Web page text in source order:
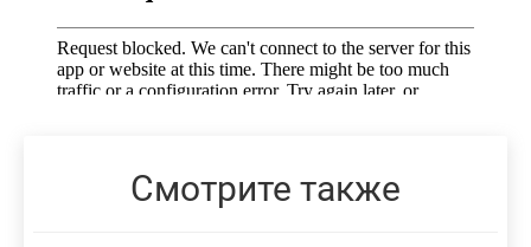
Смотрите также